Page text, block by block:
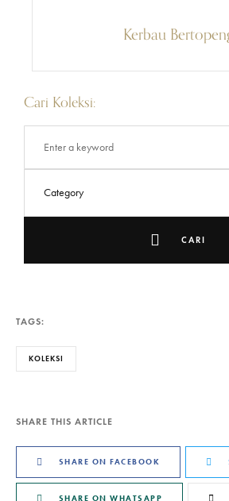
Kerbau
Cari Koleksi:
CARI
TAGS:
KOLEKSI
SHARE THIS ARTICLE
SHARE ON FACEBOOK
SHARE ON WHATSAPP